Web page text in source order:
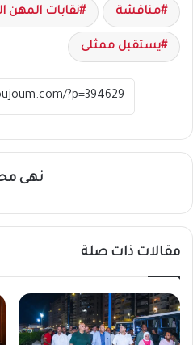
مناقشة نقابات المهن
يستقبل ممثلى
نهى
مقالات ذات صلة